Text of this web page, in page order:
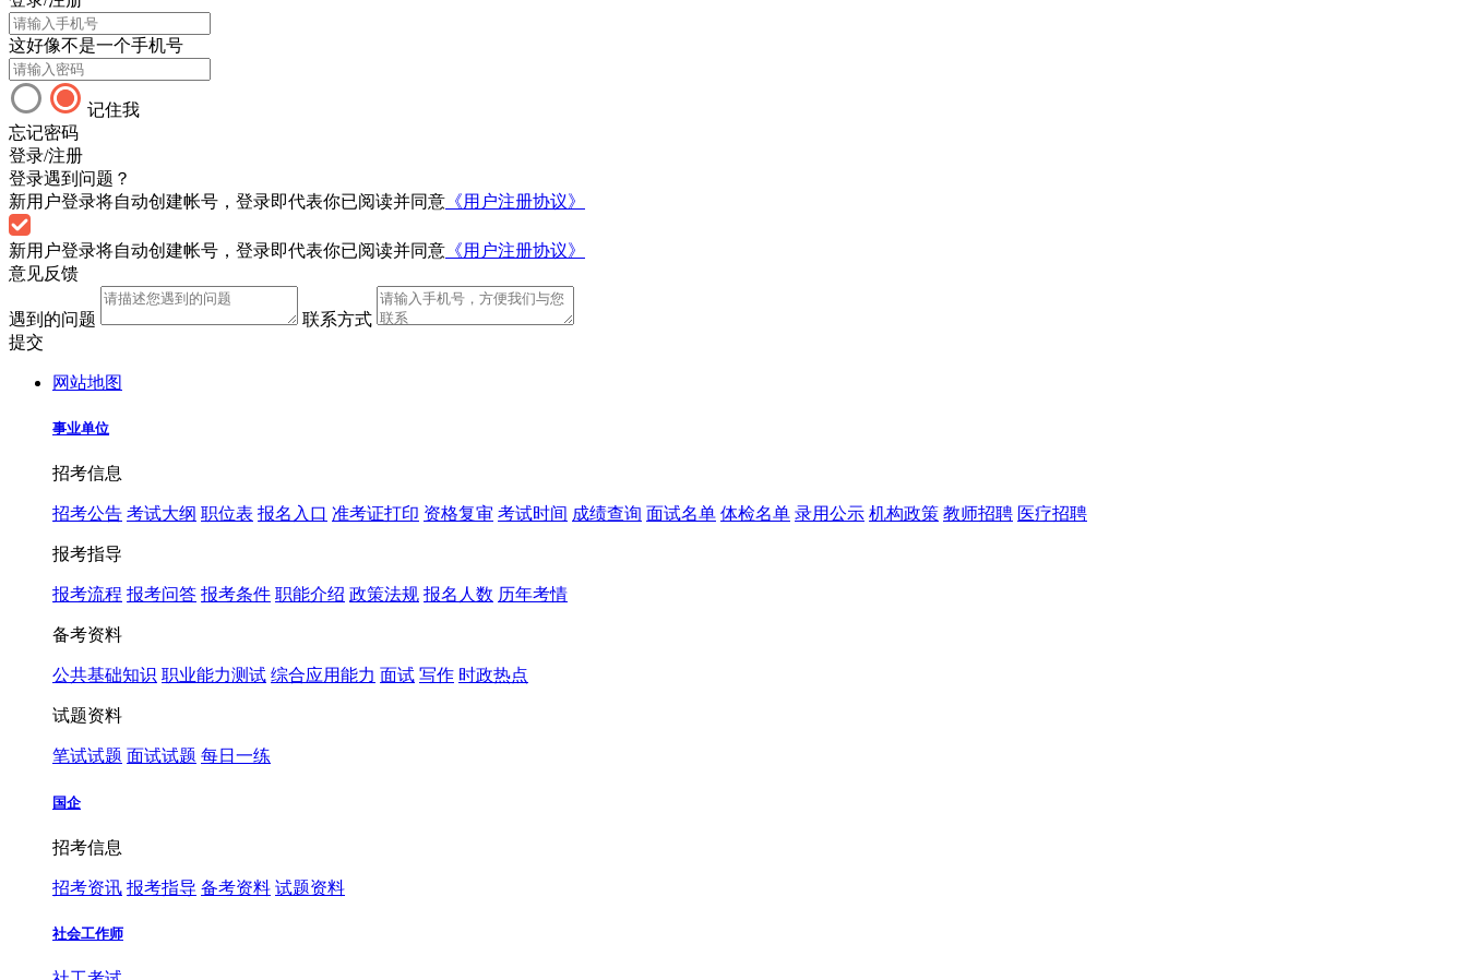
这好像不是一个手机号
记住我
忘记密码
登录/注册
登录遇到问题？
新用户登录将自动创建帐号，登录即代表你已阅读并同意 《用户注册协议》
新用户登录将自动创建帐号，登录即代表你已阅读并同意 《用户注册协议》
意见反馈
遇到的问题
联系方式
提交
网站地图
事业单位
招考信息
招考公告 考试大纲 职位表 报名入口 准考证打印 资格复审 考试时间 成绩查询 面试名单 体检名单 录用公示 机构政策 教师招聘 医疗招聘
报考指导
报考流程 报考问答 报考条件 职能介绍 政策法规 报名人数 历年考情
备考资料
公共基础知识 职业能力测试 综合应用能力 面试 写作 时政热点
试题资料
笔试试题 面试试题 每日一练
国企
招考信息
招考资讯 报考指导 备考资料 试题资料
社会工作师